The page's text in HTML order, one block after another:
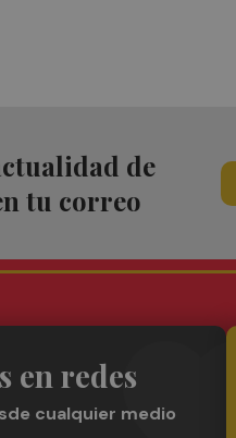
de
tu correo
en redes
cualquier medio